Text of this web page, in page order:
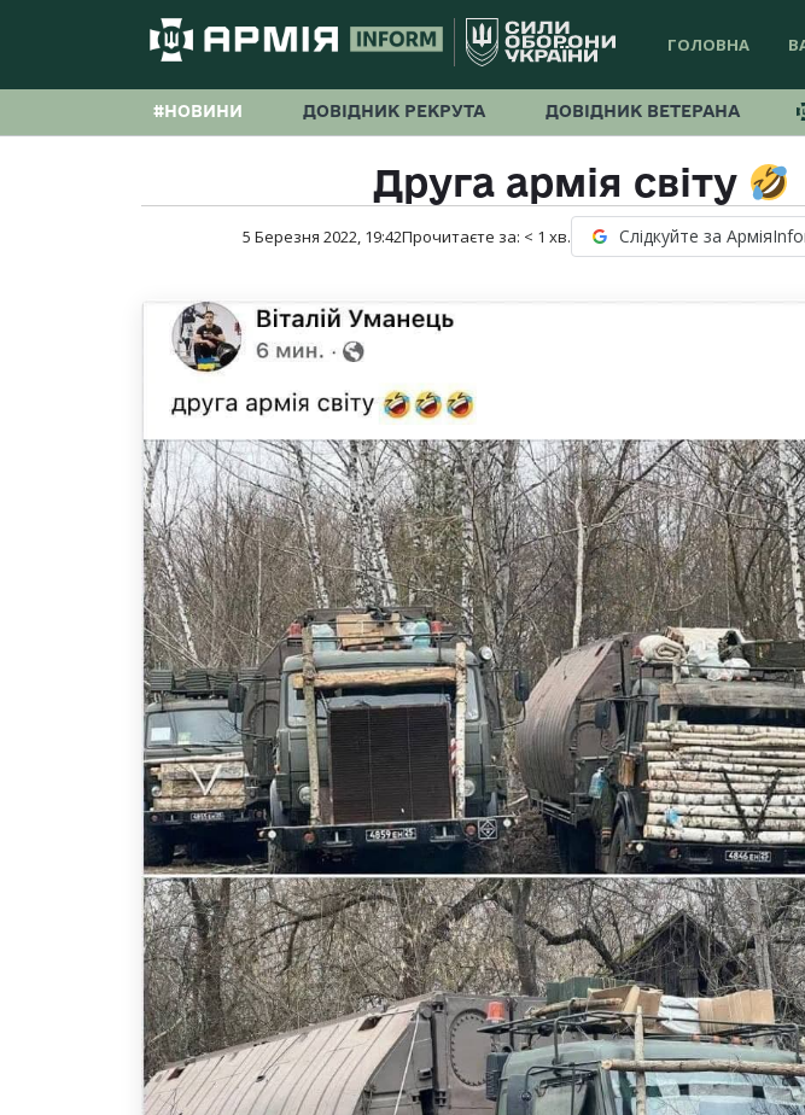
ГОЛОВНА
#НОВИНИ ДОВІДНИК РЕКРУТА ДОВІДНИК ВЕТЕРАНА
Друга армія світу
5 Березня 2022, 19:42Прочитаєте за: < 1 хв. Слідкуйте за